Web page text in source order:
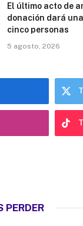
El último acto de
donación dará
cinco personas
5 agosto, 2026
PERDER